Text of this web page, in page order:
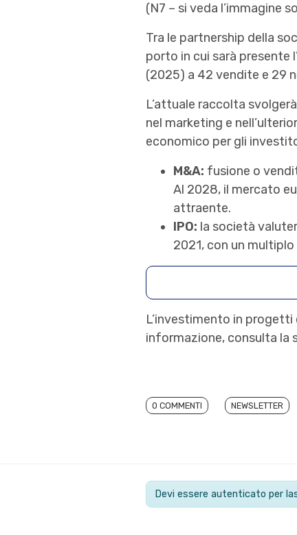
(N7 – si veda l’immagine
Tra le partnership della
porto in cui sarà presente
(2025) a 42 vendite e 29
L’attuale raccolta
nel marketing e
economico per gli
M&A: fusione o
Al 2028, il mercato
attraente.
IPO: la società
2021, con un
L’investimento in
informazione, consulta la
0 COMMENTI NEWSLETTER
Devi essere autenticato per